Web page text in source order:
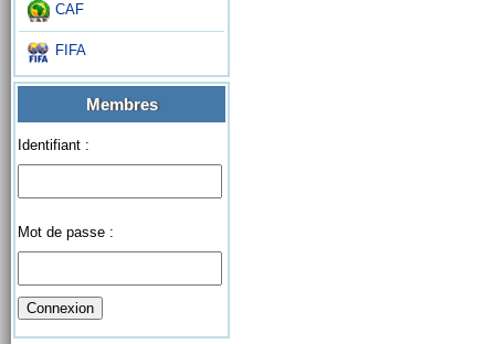
CAF
FIFA
Membres
Identifiant :
Mot de passe :